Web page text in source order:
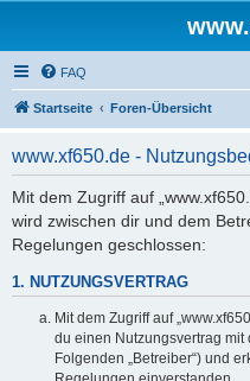
FAQ
Startseite Foren-Übersicht
www.xf650.de -
Mit dem Zugriff auf
wird zwischen dir und dem
Regelungen geschlossen:
1. NUTZUNGSVERTRAG
Mit dem Zugriff auf
du einen Nutzungsvertrag
Folgenden „Betreiber“) und